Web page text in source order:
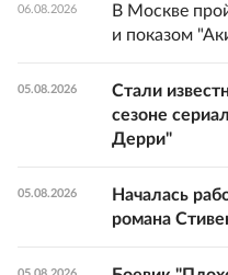
06.08.2026
В Москве
и показом
05.08.2026
Стали
сезоне
Дерри"
05.08.2026
Началась
романа